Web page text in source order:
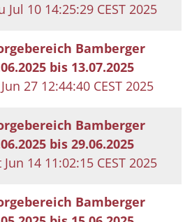
Jul 10 14:25:29 CEST 2025
Bamberger
bis 13.07.2025
27 12:44:40 CEST 2025
Bamberger
bis 29.06.2025
Jun 14 11:02:15 CEST 2025
Bamberger